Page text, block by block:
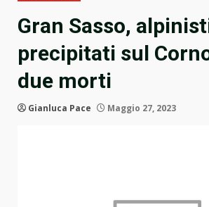
Gran Sasso,
precipitati sul
due morti
Gianluca Pace Maggio 27, 2023